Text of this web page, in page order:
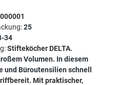
25
34
Stifteköcher DELTA.
Volumen. In diesem
Büroutensilien schnell
Mit praktischer,